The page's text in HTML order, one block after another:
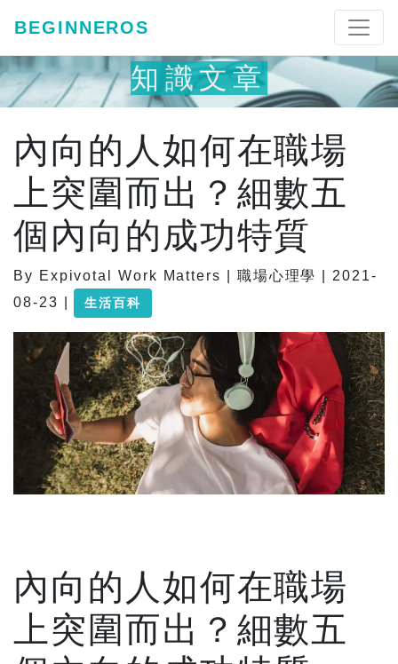
BEGINNEROS
知識文章
內向的人如何在職場
上突圍而出？細數五
個內向的成功特質
By Expivotal Work Matters | 職場心理學 | 2021-
08-23 |
生活百科
內向的人如何在職場
上突圍而出？細數五